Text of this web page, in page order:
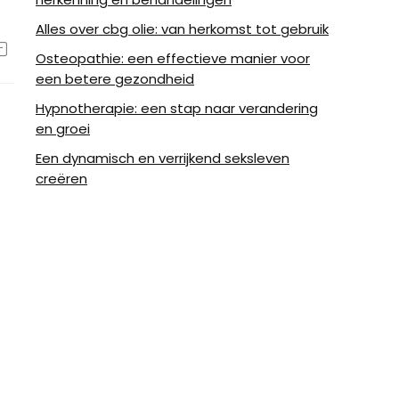
Alles over cbg olie: van herkomst tot gebruik
Osteopathie: een effectieve manier voor
een betere gezondheid
Hypnotherapie: een stap naar verandering
en groei
Een dynamisch en verrijkend seksleven
creëren